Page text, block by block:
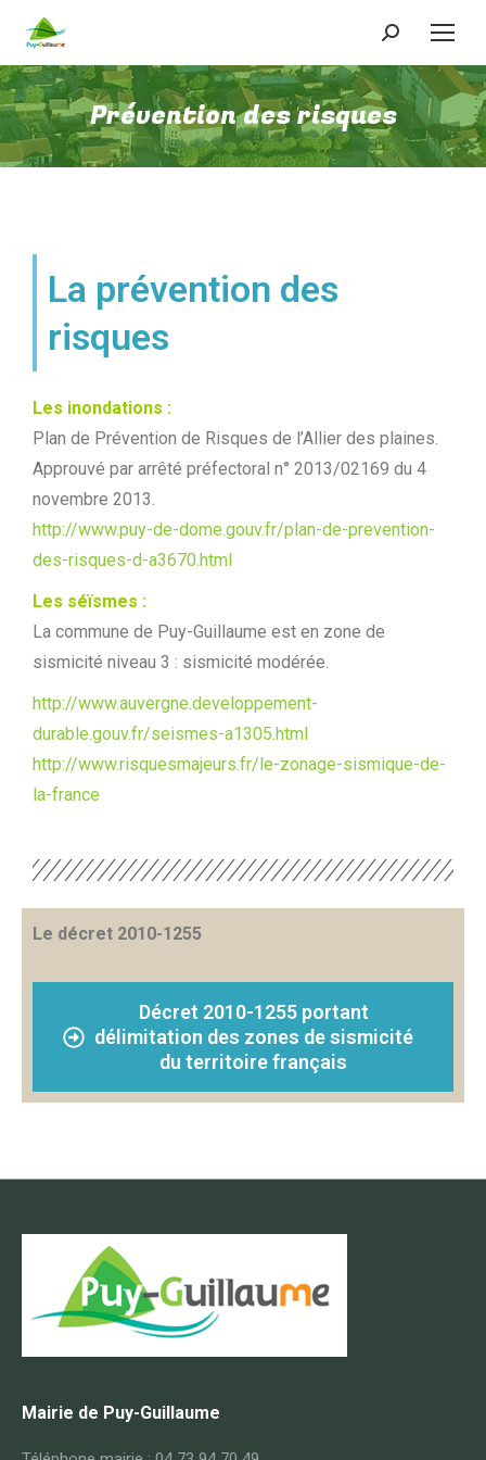
Prévention des risques
La prévention des
risques
Les inondations :
Plan de Prévention de Risques de l’Allier des plaines.
Approuvé par arrêté préfectoral n° 2013/02169 du 4
novembre 2013.
http://www.puy-de-dome.gouv.fr/plan-de-prevention-
des-risques-d-a3670.html
Les séïsmes :
La commune de Puy-Guillaume est en zone de
sismicité niveau 3 : sismicité modérée.
http://www.auvergne.developpement-
durable.gouv.fr/seismes-a1305.html
http://www.risquesmajeurs.fr/le-zonage-sismique-de-
la-france
Le décret 2010-1255
Décret 2010-1255 portant
délimitation des zones de sismicité
du territoire français
Mairie de Puy-Guillaume